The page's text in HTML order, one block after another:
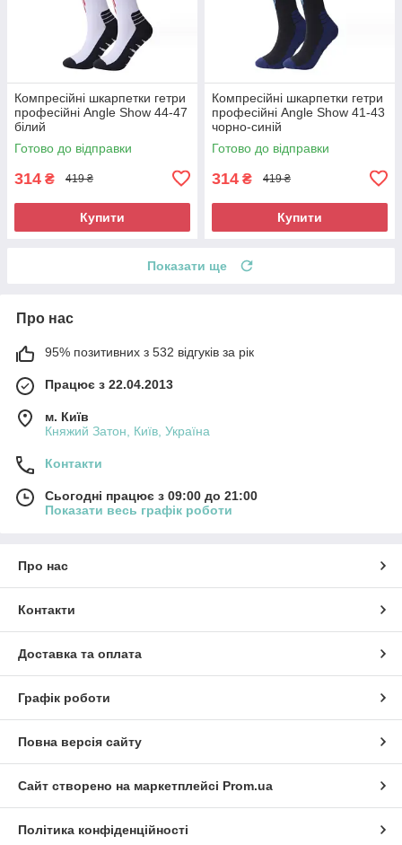
Компресійні шкарпетки гетри
професійні Angle Show 44-47
білий
Готово до відправки
314 ₴ 419 ₴
Купити
Компресійні шкарпетки гетри
професійні Angle Show 41-43
чорно-синій
Готово до відправки
314 ₴ 419 ₴
Купити
Показати ще
Про нас
95% позитивних з 532 відгуків за рік
Працює з 22.04.2013
м. Київ
Княжий Затон, Київ, Україна
Контакти
Сьогодні працює з 09:00 до 21:00
Показати весь графік роботи
Про нас
Контакти
Доставка та оплата
Графік роботи
Повна версія сайту
Сайт створено на маркетплейсі Prom.ua
Політика конфіденційності